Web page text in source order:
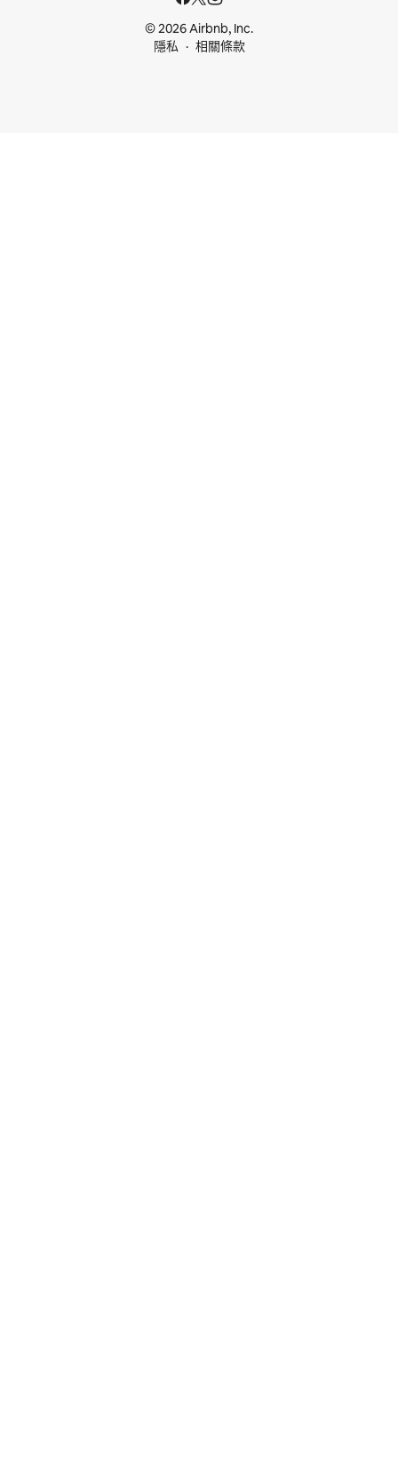
© 2026 Airbnb, Inc.
隱私
相關條款